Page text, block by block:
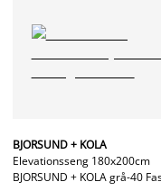
BJORSUND + KOLA
Elevationsseng 180x200cm
BJORSUND + KOLA grå-40